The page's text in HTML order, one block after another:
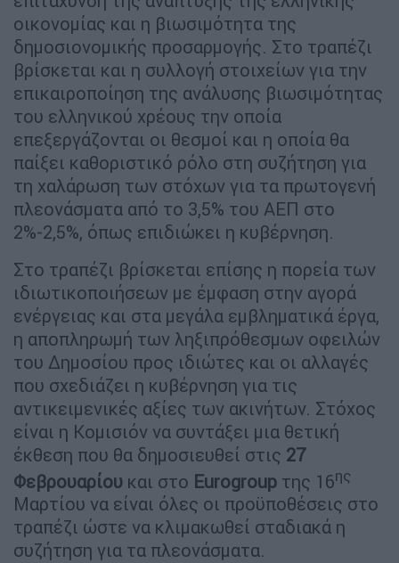
οικονομίας και η βιωσιμότητα της
δημοσιονομικής προσαρμογής. Στο τραπέζι
βρίσκεται και η συλλογή στοιχείων για την
επικαιροποίηση της ανάλυσης βιωσιμότητας
του ελληνικού χρέους την οποία
επεξεργάζονται οι θεσμοί και η οποία θα
παίξει καθοριστικό ρόλο στη συζήτηση για
τη χαλάρωση των στόχων για τα πρωτογενή
πλεονάσματα από το 3,5% του ΑΕΠ στο
2%-2,5%, όπως επιδιώκει η κυβέρνηση.
Στο τραπέζι βρίσκεται επίσης η πορεία των
ιδιωτικοποιήσεων με έμφαση στην αγορά
ενέργειας και στα μεγάλα εμβληματικά έργα,
η αποπληρωμή των ληξιπρόθεσμων οφειλών
του Δημοσίου προς ιδιώτες και οι αλλαγές
που σχεδιάζει η κυβέρνηση για τις
αντικειμενικές αξίες των ακινήτων. Στόχος
είναι η Κομισιόν να συντάξει μια θετική
έκθεση που θα δημοσιευθεί στις 27
Φεβρουαρίου και στο Eurogroup της 16ης
Μαρτίου να είναι όλες οι προϋποθέσεις στο
τραπέζι ώστε να κλιμακωθεί σταδιακά η
συζήτηση για τα πλεονάσματα.